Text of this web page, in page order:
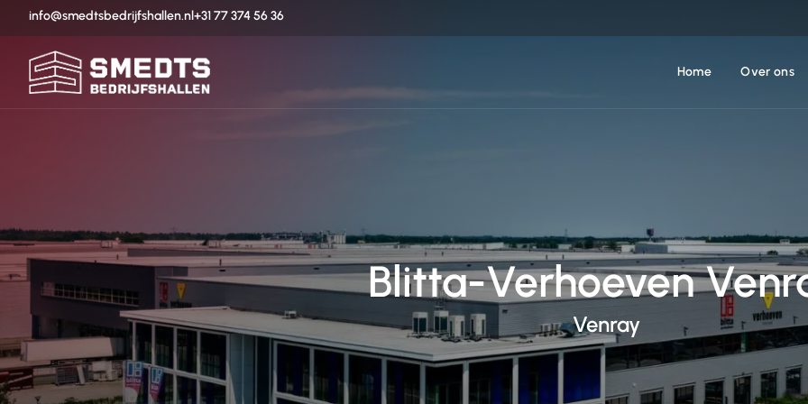
info@smedtsbedrijfshallen.nl+31 77 374 56 36
Home Over ons
Blitta-Verhoeven
Venray